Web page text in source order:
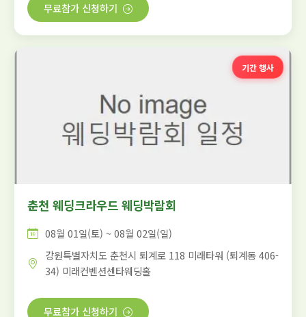
무료참가 신청하기
기간 행사
춘천 웨딩크라우드 웨딩박람회
08월 01일(토) ~ 08월 02일(일)
강원특별자치도 춘천시 퇴계로 118 미래타워 (퇴계동 406-
34) 미래컨벤션센타웨딩홀
무료참가 신청하기